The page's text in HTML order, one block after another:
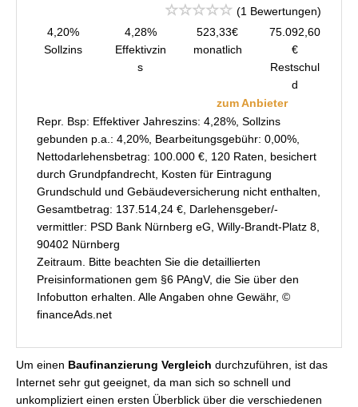
(1 Bewertungen)
4,20%
Sollzins
4,28%
Effektivzin
s
523,33€
monatlich
75.092,60
€
Restschul
d
zum Anbieter
Repr. Bsp: Effektiver Jahreszins: 4,28%, Sollzins
gebunden p.a.: 4,20%, Bearbeitungsgebühr: 0,00%,
Nettodarlehensbetrag: 100.000 €, 120 Raten, besichert
durch Grundpfandrecht, Kosten für Eintragung
Grundschuld und Gebäudeversicherung nicht enthalten,
Gesamtbetrag: 137.514,24 €, Darlehensgeber/-
vermittler: PSD Bank Nürnberg eG, Willy-Brandt-Platz 8,
90402 Nürnberg
Zeitraum. Bitte beachten Sie die detaillierten
Preisinformationen gem §6 PAngV, die Sie über den
Infobutton erhalten. Alle Angaben ohne Gewähr, ©
financeAds.net
Um einen Baufinanzierung Vergleich durchzuführen, ist das
Internet sehr gut geeignet, da man sich so schnell und
unkompliziert einen ersten Überblick über die verschiedenen